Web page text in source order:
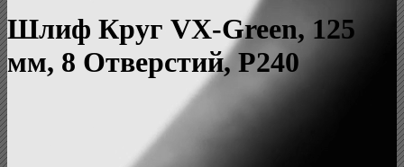
Шлиф Круг VX-Green, 125
мм, 8 Отверстий, P240